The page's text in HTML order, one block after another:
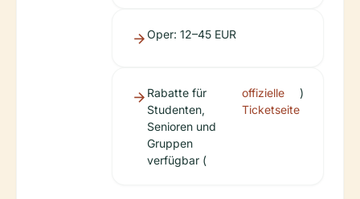
Oper: 12–45 EUR
Rabatte für
Studenten,
Senioren und
Gruppen
verfügbar (
offizielle
Ticketseite
)